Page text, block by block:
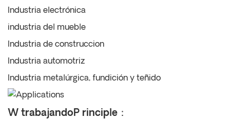
Industria electrónica
industria del mueble
Industria de construccion
Industria automotriz
Industria metalúrgica, fundición y teñido
W trabajandoP rinciple：